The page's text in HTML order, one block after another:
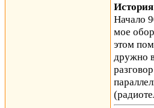
Начало
мое
этом
дружно